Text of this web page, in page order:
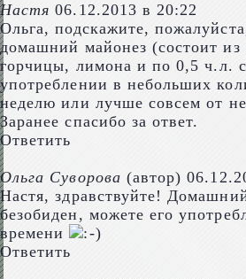
Настя 06.12.2013 в 20:22
Ольга, подскажите,
домашний майонез (состоит из
горчицы, лимона и по 0,5 ч.л.
употреблении в небольших
неделю или лучше совсем от
Заранее спасибо за ответ.
Ответить
Ольга Суворова (автор)
Настя, здравствуйте!
безобиден, можете его
времени
Ответить